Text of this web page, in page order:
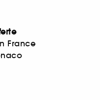
France